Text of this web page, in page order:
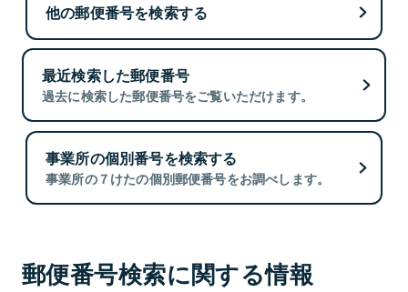
他の郵便番号を検索する
最近検索した郵便番号
過去に検索した郵便番号をご覧いただけます。
事業所の個別番号を検索する
事業所の７けたの個別郵便番号をお調べします。
郵便番号検索に関する情報